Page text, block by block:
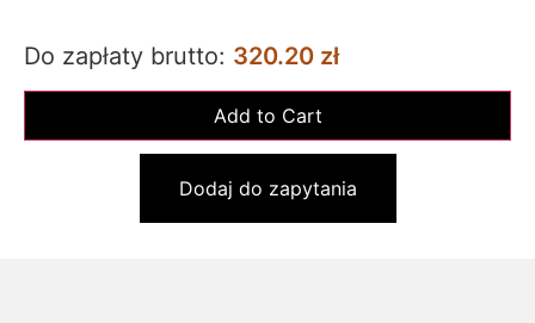
Do zapłaty brutto: 320.20 zł
Dodaj do zapytania